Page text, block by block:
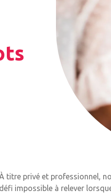
titre privé et professionnel,
défi impossible à relever